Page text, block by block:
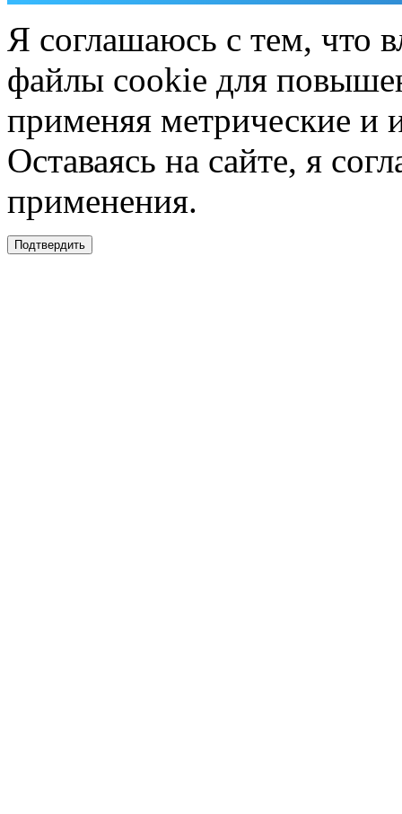
Я соглашаюсь с тем, что
файлы cookie для
применяя метрические и
Оставаясь на сайте, я
применения.
Подтвердить